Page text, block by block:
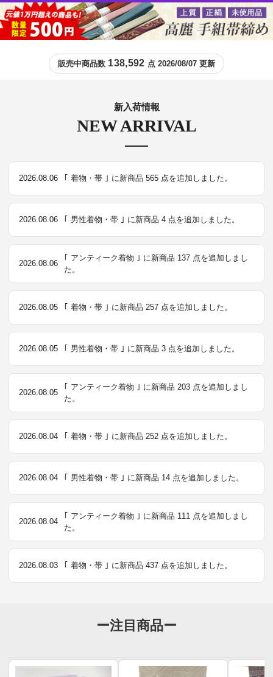
販売中商品数 138,592 点 2026/08/07 更新
NEW ARRIVAL
新入荷情報
2026.08.06 ｢ 着物・帯 ｣ に新商品 565 点を追加しました。
2026.08.06 ｢ 男性着物・帯 ｣ に新商品 4 点を追加しました。
2026.08.06
｢ アンティーク着物 ｣ に新商品 137 点を追加しまし
た。
2026.08.05 ｢ 着物・帯 ｣ に新商品 257 点を追加しました。
2026.08.05 ｢ 男性着物・帯 ｣ に新商品 3 点を追加しました。
2026.08.05
｢ アンティーク着物 ｣ に新商品 203 点を追加しまし
た。
2026.08.04 ｢ 着物・帯 ｣ に新商品 252 点を追加しました。
2026.08.04 ｢ 男性着物・帯 ｣ に新商品 14 点を追加しました。
2026.08.04
｢ アンティーク着物 ｣ に新商品 111 点を追加しまし
た。
2026.08.03 ｢ 着物・帯 ｣ に新商品 437 点を追加しました。
ー注目商品ー